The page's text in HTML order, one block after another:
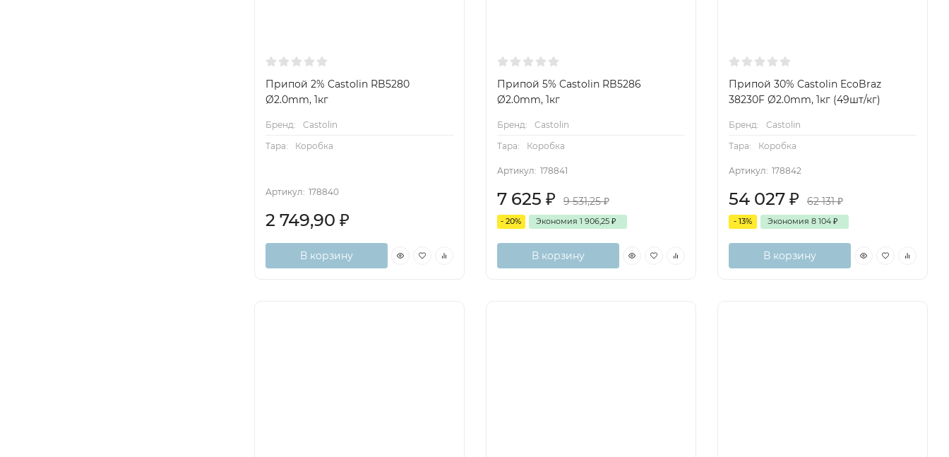
Припой 2% Castolin RB5280
Ø2.0mm, 1кг
Бренд:
Castolin
Тара:
Коробка
Артикул: 178840
2 749,90 ₽
В корзину
Припой 5% Castolin RB5286
Ø2.0mm, 1кг
Бренд:
Castolin
Тара:
Коробка
Артикул: 178841
7 625 ₽ 9 531,25₽
- 20% Экономия 1 906,25 ₽
В корзину
Припой 30% Castolin EcoBraz
38230F Ø2.0mm, 1кг (49шт/кг)
Бренд:
Castolin
Тара:
Коробка
Артикул: 178842
54 027 ₽ 62 131₽
- 13% Экономия 8 104 ₽
В корзину